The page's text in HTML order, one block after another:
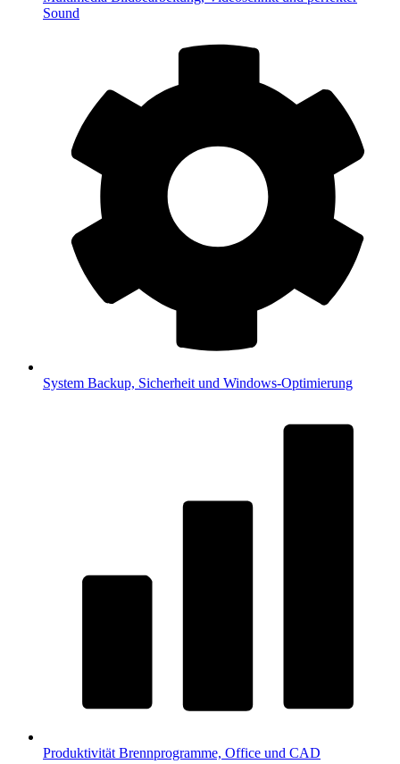
Sound
System Backup, Sicherheit und Windows-Optimierung
Produktivität Brennprogramme, Office und CAD